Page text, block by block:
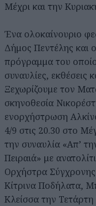
Μέχρι και την
Ένα ολοκαίνουριο
Δήμος Πεντέλης και
πρόγραμμα του
συναυλίες, εκθέσεις
Ξεχωρίζουμε τον
σκηνοθεσία
ενορχήστρωση
4/9 στις 20.30 στο
την συναυλία «Απ’
Πειραιά» με
Ορχήστρα
Κίτρινα Ποδήλατα,
Κλείσσα την Τετάρτη